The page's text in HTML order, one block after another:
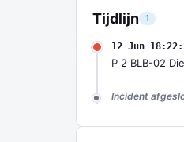
Tijdlijn 1
12 Jun
P 2 BLB-02
Incident